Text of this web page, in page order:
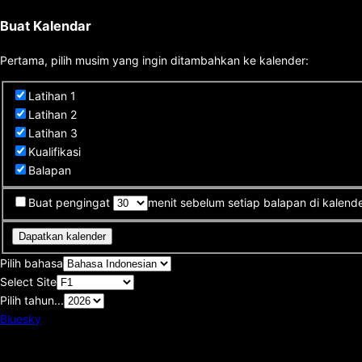
Buat Kalendar
Pertama, pilih musim yang ingin ditambahkan ke kalender:
Latihan 1
Latihan 2
Latihan 3
Kualifikasi
Balapan
Buat pengingat menit sebelum setiap balapan di
Dapatkan kalender
Pilih bahasa
Select Site
Pilih tahun...
Bluesky